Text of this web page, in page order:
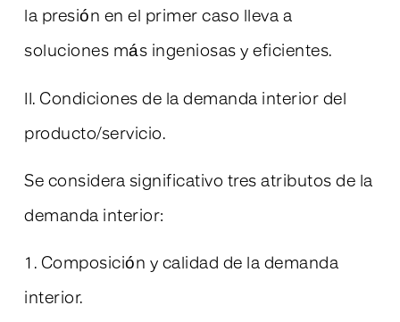
la presión en el primer caso lleva a
soluciones más ingeniosas y eficientes.
II. Condiciones de la demanda interior del
producto/servicio.
Se considera significativo tres atributos de la
demanda interior:
1. Composición y calidad de la demanda
interior.